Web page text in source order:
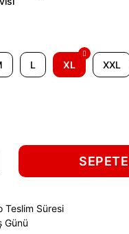
L XL XXL
Teslim Süresi
Günü